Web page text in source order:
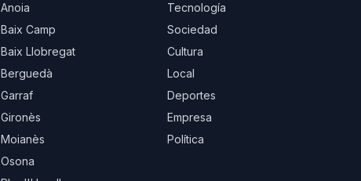
Anoia
Baix Camp
Baix Llobregat
Berguedà
Garraf
Gironès
Moianès
Osona
Tecnología
Sociedad
Cultura
Local
Deportes
Empresa
Política